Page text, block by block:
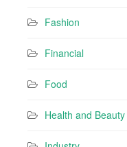
Fashion
Financial
Food
Health and Beauty